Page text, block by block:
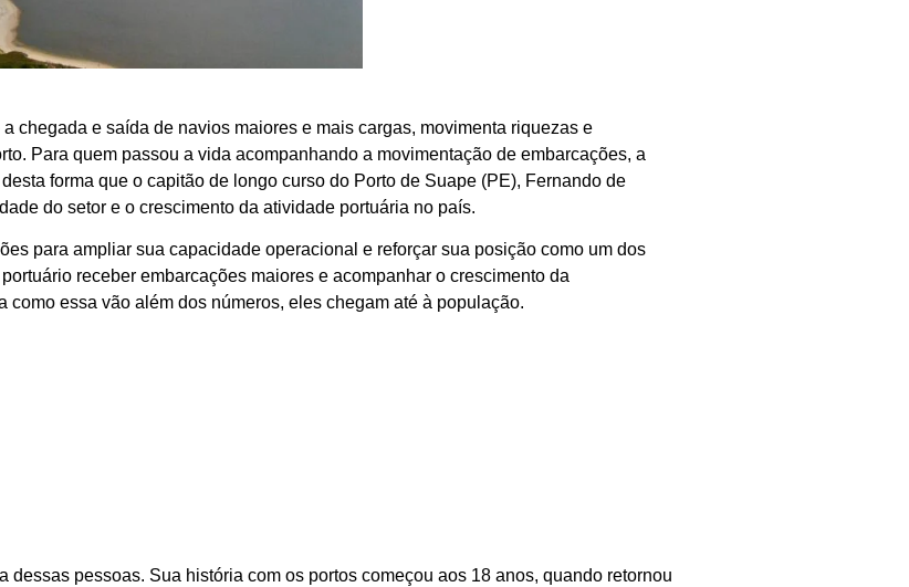
chegada e saída de navios maiores e mais cargas, movimenta riquezas e
Para quem passou a vida acompanhando a movimentação de embarcações, a
forma que o capitão de longo curso do Porto de Suape (PE), Fernando de
do setor e o crescimento da atividade portuária no país.
para ampliar sua capacidade operacional e reforçar sua posição como um dos
receber embarcações maiores e acompanhar o crescimento da
essa vão além dos números, eles chegam até à população.
pessoas. Sua história com os portos começou aos 18 anos, quando retornou